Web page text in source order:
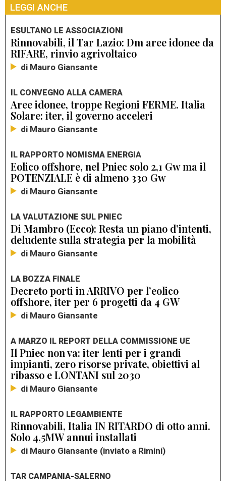
LEGGI ANCHE
ESULTANO LE ASSOCIAZIONI
Rinnovabili, il Tar Lazio: Dm aree idonee da
RIFARE, rinvio agrivoltaico
di Mauro Giansante
IL CONVEGNO ALLA CAMERA
Aree idonee, troppe Regioni FERME. Italia
Solare: iter, il governo acceleri
di Mauro Giansante
IL RAPPORTO NOMISMA ENERGIA
Eolico offshore, nel Pniec solo 2,1 Gw ma il
POTENZIALE è di almeno 330 Gw
di Mauro Giansante
LA VALUTAZIONE SUL PNIEC
Di Mambro (Ecco): Resta un piano d’intenti,
deludente sulla strategia per la mobilità
di Mauro Giansante
LA BOZZA FINALE
Decreto porti in ARRIVO per l’eolico
offshore, iter per 6 progetti da 4 GW
di Mauro Giansante
A MARZO IL REPORT DELLA COMMISSIONE UE
Il Pniec non va: iter lenti per i grandi
impianti, zero risorse private, obiettivi al
ribasso e LONTANI sul 2030
di Mauro Giansante
IL RAPPORTO LEGAMBIENTE
Rinnovabili, Italia IN RITARDO di otto anni.
Solo 4,5MW annui installati
di Mauro Giansante (inviato a Rimini)
TAR CAMPANIA-SALERNO